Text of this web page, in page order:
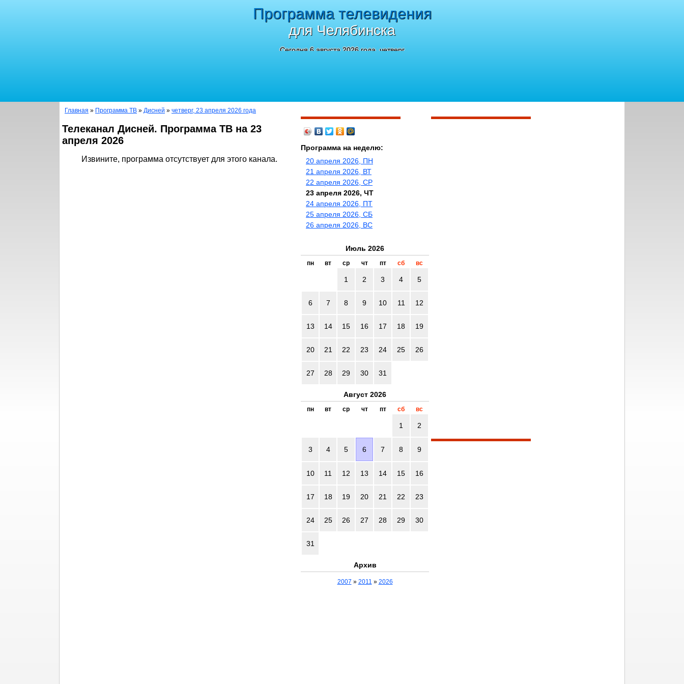
Программа телевидения
для Челябинска
Сегодня 6 августа 2026 года, четверг
Главная » Программа ТВ » Дисней » четверг, 23 апреля 2026 года
Телеканал Дисней. Программа ТВ на 23
апреля 2026
Извините, программа отсутствует для этого канала.
Программа на неделю:
20 апреля 2026, ПН
21 апреля 2026, ВТ
22 апреля 2026, СР
23 апреля 2026, ЧТ
24 апреля 2026, ПТ
25 апреля 2026, СБ
26 апреля 2026, ВС
Июль 2026
пн вт ср чт пт сб вс
1 2 3 4 5
6 7 8 9 10 11 12
13 14 15 16 17 18 19
20 21 22 23 24 25 26
27 28 29 30 31
Август 2026
пн вт ср чт пт сб вс
1 2
3 4 5 6 7 8 9
10 11 12 13 14 15 16
17 18 19 20 21 22 23
24 25 26 27 28 29 30
31
Архив
2007 » 2011 » 2026